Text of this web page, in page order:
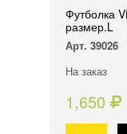
Футболка
размер.L
Арт. 39026
На заказ
1,650